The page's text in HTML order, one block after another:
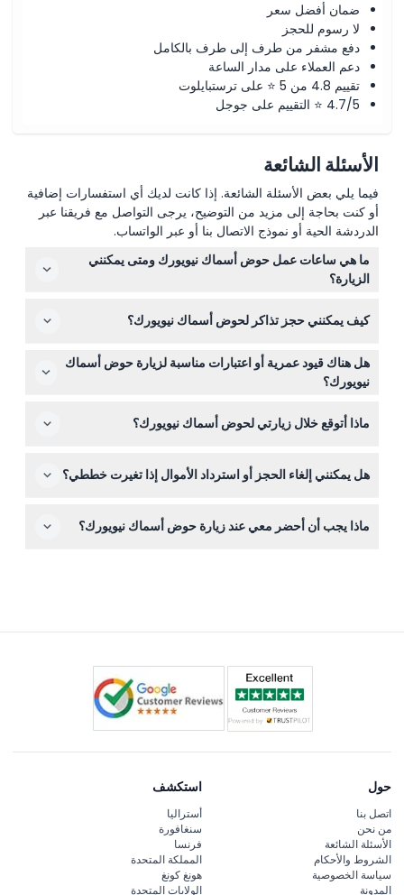
ضمان أفضل سعر
لا رسوم للحجز
دفع مشفر من طرف إلى طرف بالكامل
دعم العملاء على مدار الساعة
تقييم 4.8 من 5 ⭐ على ترستبايلوت
4.7/5 ⭐ التقييم على جوجل
الأسئلة الشائعة
فيما يلي بعض الأسئلة الشائعة. إذا كانت لديك أي استفسارات إضافية
أو كنت بحاجة إلى مزيد من التوضيح، يرجى التواصل مع فريقنا عبر
الدردشة الحية أو نموذج الاتصال بنا أو عبر الواتساب.
ما هي ساعات عمل حوض أسماك نيويورك ومتى يمكنني
الزيارة؟
4:00 مساءً بين 2 أبريل و22 مايو 2026. يمكنك الدخول خلال
ساعات العمل (قد تتغير هذه الأوقات — يرجى التأكد عند
الحجز).
كيف يمكنني حجز تذاكر لحوض أسماك نيويورك؟
يمكنك بسهولة شراء تذاكرك عبر الإنترنت هنا على هذا الموقع،
حيث يمكنك أيضاً التحقق من أحدث الأسعار والتوافر للتاريخ
الذي تفضله.
هل هناك قيود عمرية أو اعتبارات مناسبة لزيارة حوض أسماك
نيويورك؟
جميع الزوار تحت عمر 18 عاماً شخص بالغ. يرجى ملاحظة أن
الاستروب أو الأصوات العالية أو الذين يعانون من بعض الحالات
الطبية.
ماذا أتوقع خلال زيارتي لحوض أسماك نيويورك؟
وعروض أسود البحر المسلية، وتجربة مسرح الـ4D. توفر الزيارة
عبر 14 فداناً.
هل يمكنني إلغاء الحجز أو استرداد الأموال إذا تغيرت خططي؟
يرجى التأكد من خططك قبل الحجز.
ماذا يجب أن أحضر معي عند زيارة حوض أسماك نيويورك؟
حول
اتصل بنا
من نحن
الأسئلة الشائعة
الشروط والأحكام
سياسة الخصوصية
المدونة
استكشف
أستراليا
سنغافورة
فرنسا
المملكة المتحدة
هونغ كونغ
الولايات المتحدة